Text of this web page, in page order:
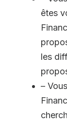
êtes
les
–